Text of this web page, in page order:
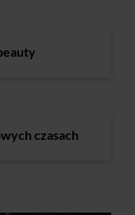
czasach